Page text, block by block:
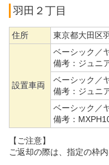
羽田２丁目
住所 東京都大田区
設置車両
ベーシック／
備考： ジュニ
ベーシック／
備考： ジュニ
ベーシック／
備考：
【ご注意】
ご返却の際は、指定の枠